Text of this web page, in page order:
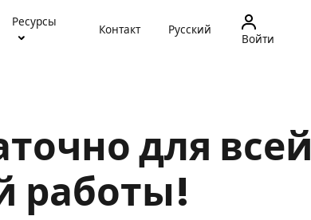
Ресурсы
Контакт Русский
Войти
для всей
работы!